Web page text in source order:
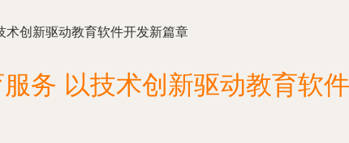
术创新驱动教育软件开发新篇章
务 以技术创新驱动教育软